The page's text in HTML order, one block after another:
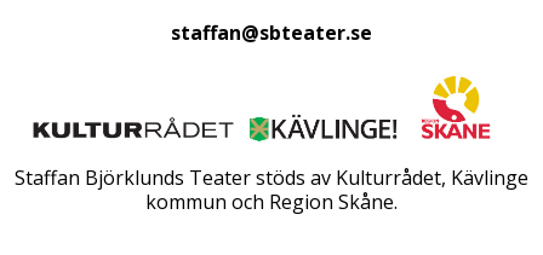
staffan@sbteater.se
Staffan Björklunds Teater stöds av Kulturrådet, Kävlinge
kommun och Region Skåne.